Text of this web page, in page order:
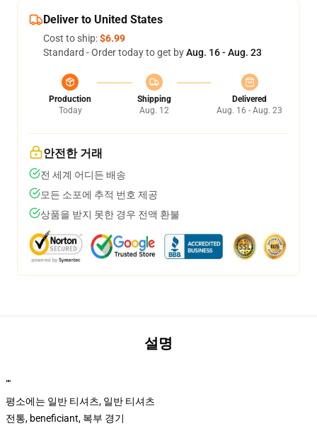
Deliver to United States
Cost to ship:$6.99
Standard - Order today to get byAug. 16 - Aug. 23
Production
Today
Shipping
Aug. 12
Delivered
Aug. 16 - Aug. 23
안전한 거래
전 세계 어디든 배송
모든 소포에 추적 번호 제공
상품을 받지 못한 경우 전액 환불
설명
""
평소에는 일반 티셔츠, 일반 티셔츠
전통, beneficiant, 복부 경기